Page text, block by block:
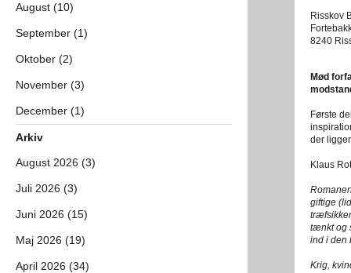
Risskov
8240
Mød
Første
der
Klaus
giftige
tænkt og
ind i den
Krig,
August (10)
September (1)
Oktober (2)
November (3)
December (1)
Arkiv
August 2026 (3)
Juli 2026 (3)
Juni 2026 (15)
Maj 2026 (19)
April 2026 (34)